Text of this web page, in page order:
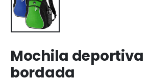
Mochila deportiva
bordada